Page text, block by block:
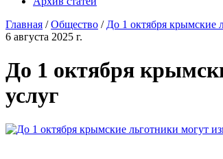
Главная /Общество / До 1 октября крымские
6 августа 2025 г.
До 1 октября
услуг